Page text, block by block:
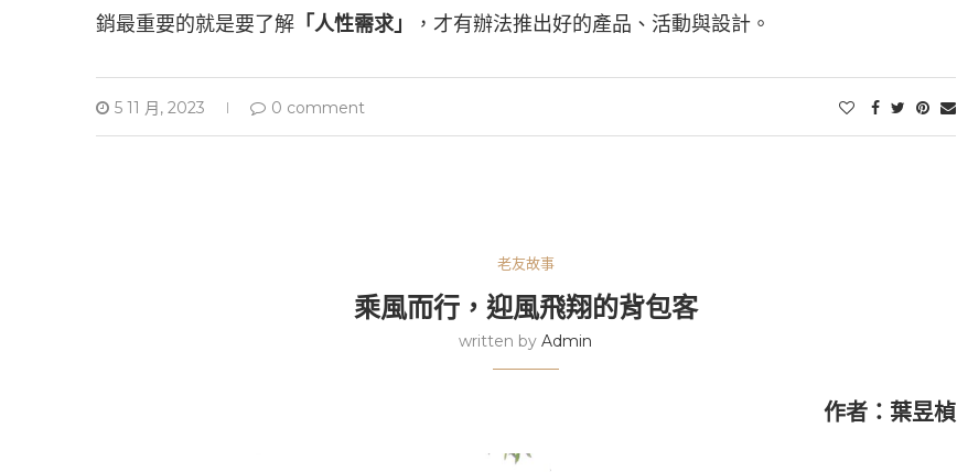
銷最重要的就是要了解 「人性需求」 ，才有辦法推出好的產品、活動與設計。
5 11 月, 2023 0 comment
老友故事
乘風而行，迎風飛翔的背包客
written byAdmin
作者：葉昱楨